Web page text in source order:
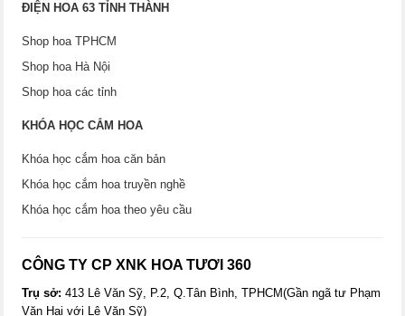
ĐIỆN HOA 63 TỈNH THÀNH
Shop hoa TPHCM
Shop hoa Hà Nội
Shop hoa các tỉnh
KHÓA HỌC CẮM HOA
Khóa học cắm hoa căn bản
Khóa học cắm hoa truyền nghề
Khóa học cắm hoa theo yêu cầu
CÔNG TY CP XNK HOA TƯƠI 360
Trụ sở:413 Lê Văn Sỹ, P.2, Q.Tân Bình, TPHCM(Gần ngã tư Phạm
Văn Hai với Lê Văn Sỹ)